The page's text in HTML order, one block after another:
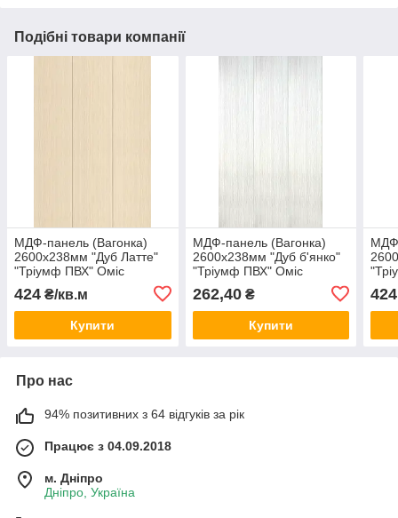
Подібні товари компанії
МДФ-панель (Вагонка)
2600х238мм "Дуб Латте"
"Тріумф ПВХ" Оміс
424 ₴/кв.м
Купити
МДФ-панель (Вагонка)
2600х238мм "Дуб б'янко"
"Тріумф ПВХ" Оміс
262,40₴
Купити
424
Про нас
94% позитивних з 64 відгуків за рік
Працює з 04.09.2018
м. Дніпро
Дніпро, Україна